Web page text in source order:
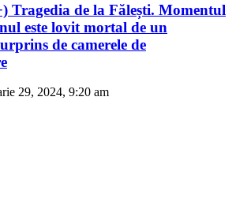
Tragedia de la Fălești. Momentul
este lovit mortal de un
de camerele de
29, 2024, 9:20 am